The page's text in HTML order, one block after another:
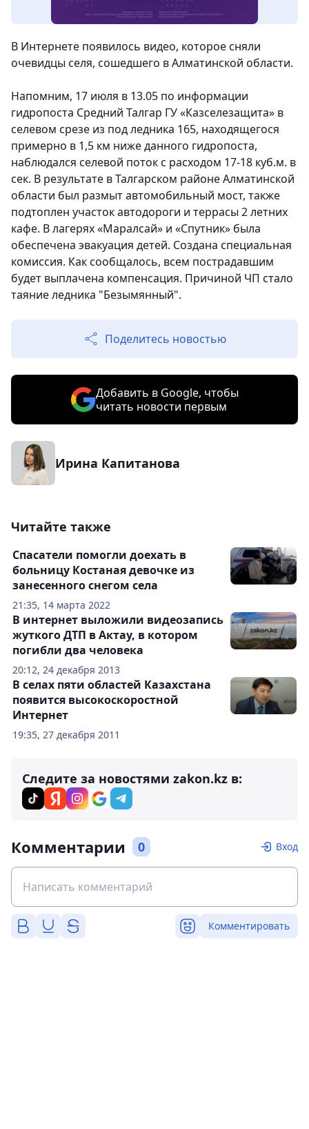
В Интернете появилось видео, которое сняли
очевидцы селя, сошедшего в Алматинской области.
Напомним, 17 июля в 13.05 по информации
гидропоста Средний Талгар ГУ «Казселезащита» в
селевом срезе из под ледника 165, находящегося
примерно в 1,5 км ниже данного гидропоста,
наблюдался селевой поток с расходом 17-18 куб.м. в
сек. В результате в Талгарском районе Алматинской
области был размыт автомобильный мост, также
подтоплен участок автодороги и террасы 2 летних
кафе. В лагерях «Маралсай» и «Спутник» была
обеспечена эвакуация детей. Создана специальная
комиссия. Как сообщалось, всем пострадавшим
будет выплачена компенсация. Причиной ЧП стало
таяние ледника "Безымянный".
Поделитесь новостью
Добавить в Google, чтобы
читать новости первым
Ирина Капитанова
Читайте также
21:35, 14 марта 2022
Спасатели помогли доехать в
больницу Костаная девочке из
занесенного снегом села
20:12, 24 декабря 2013
В интернет выложили видеозапись
жуткого ДТП в Актау, в котором
погибли два человека
19:35, 27 декабря 2011
В селах пяти областей Казахстана
появится высокоскоростной
Интернет
Следите за новостями zakon.kz в:
Комментарии 0 Вход
Комментировать